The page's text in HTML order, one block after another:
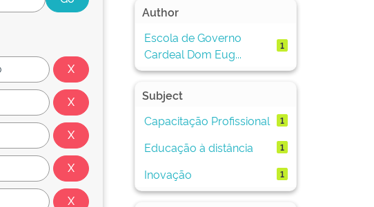
Author
Escola de Governo
Cardeal Dom Eug...
1
Subject
Capacitação Profissional
1
Educação à distância 1
Inovação 1